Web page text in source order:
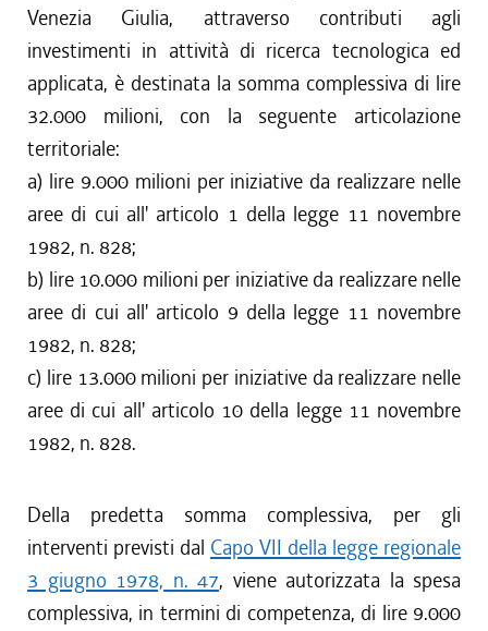
Venezia Giulia, attraverso contributi agli
investimenti in attività di ricerca tecnologica ed
applicata, è destinata la somma complessiva di lire
32.000 milioni, con la seguente articolazione
territoriale:
a) lire 9.000 milioni per iniziative da realizzare nelle
aree di cui all' articolo 1 della legge 11 novembre
1982, n. 828;
b) lire 10.000 milioni per iniziative da realizzare nelle
aree di cui all' articolo 9 della legge 11 novembre
1982, n. 828;
c) lire 13.000 milioni per iniziative da realizzare nelle
aree di cui all' articolo 10 della legge 11 novembre
1982, n. 828.
Della predetta somma complessiva, per gli
interventi previsti dal Capo VII della legge regionale
3 giugno 1978, n. 47, viene autorizzata la spesa
complessiva, in termini di competenza, di lire 9.000